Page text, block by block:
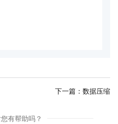
下一篇： 数据压缩
有帮助吗？